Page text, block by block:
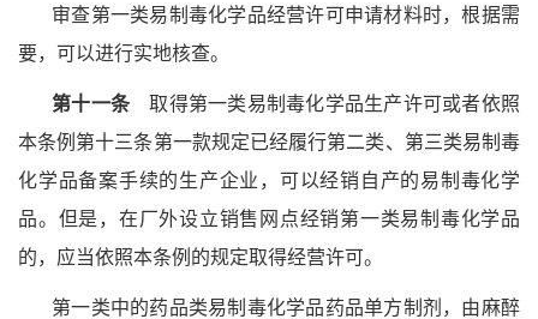
审查第一类易制毒化学品经营许可申请材料时，根据需
要，可以进行实地核查。
第十一条取得第一类易制毒化学品生产许可或者依照
本条例第十三条第一款规定已经履行第二类、第三类易制毒
化学品备案手续的生产企业，可以经销自产的易制毒化学
品。但是，在厂外设立销售网点经销第一类易制毒化学品
的，应当依照本条例的规定取得经营许可。
第一类中的药品类易制毒化学品药品单方制剂，由麻醉